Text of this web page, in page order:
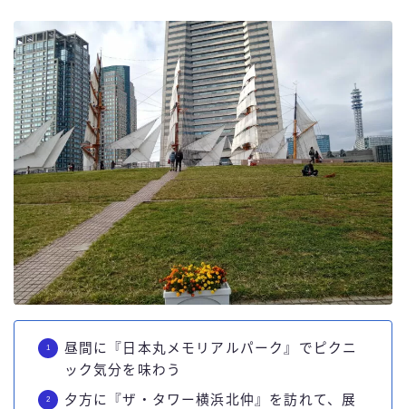
昼間に『日本丸メモリアルパーク』でピクニ
ック気分を味わう
夕方に『ザ・タワー横浜北仲』を訪れて、展